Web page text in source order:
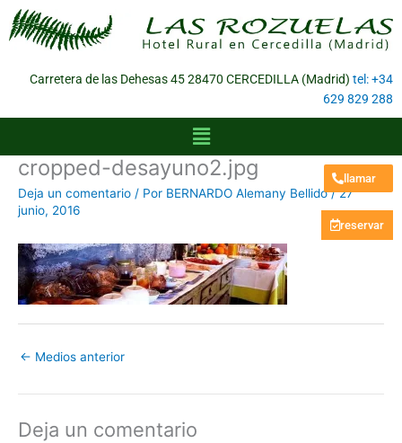
contenido
Carretera de las Dehesas 45 28470 CERCEDILLA (Madrid) tel: +34
629 829 288
Menú
llamar
reservar
cropped-desayuno2.jpg
Deja un comentario / Por BERNARDO Alemany Bellido/27
junio, 2016
← Medios anterior
Deja un comentario